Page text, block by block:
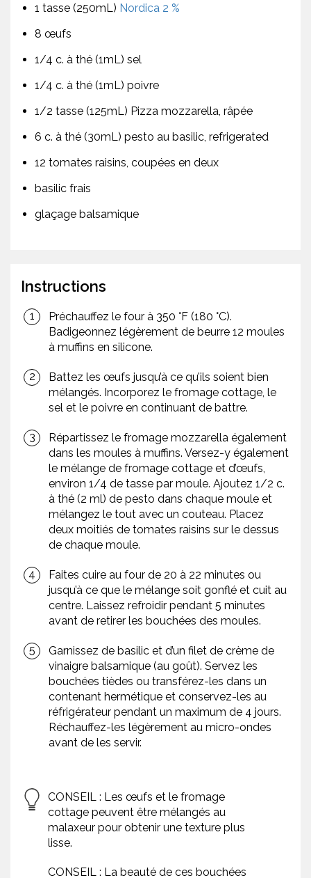
1 tasse (250mL) Nordica 2 %
8 œufs
1/4 c. à thé (1mL) sel
1/4 c. à thé (1mL) poivre
1/2 tasse (125mL) Pizza mozzarella, râpée
6 c. à thé (30mL) pesto au basilic, refrigerated
12 tomates raisins, coupées en deux
basilic frais
glaçage balsamique
Instructions
Préchauffez le four à 350 °F (180 °C).
Badigeonnez légèrement de beurre 12 moules
à muffins en silicone.
Battez les œufs jusqu’à ce qu’ils soient bien
mélangés. Incorporez le fromage cottage, le
sel et le poivre en continuant de battre.
Répartissez le fromage mozzarella également
dans les moules à muffins. Versez-y également
le mélange de fromage cottage et d’œufs,
environ 1/4 de tasse par moule. Ajoutez 1/2 c.
à thé (2 ml) de pesto dans chaque moule et
mélangez le tout avec un couteau. Placez
deux moitiés de tomates raisins sur le dessus
de chaque moule.
Faites cuire au four de 20 à 22 minutes ou
jusqu’à ce que le mélange soit gonflé et cuit au
centre. Laissez refroidir pendant 5 minutes
avant de retirer les bouchées des moules.
Garnissez de basilic et d’un filet de crème de
vinaigre balsamique (au goût). Servez les
bouchées tièdes ou transférez-les dans un
contenant hermétique et conservez-les au
réfrigérateur pendant un maximum de 4 jours.
Réchauffez-les légèrement au micro-ondes
avant de les servir.
CONSEIL : Les œufs et le fromage
cottage peuvent être mélangés au
malaxeur pour obtenir une texture plus
lisse.
CONSEIL : La beauté de ces bouchées